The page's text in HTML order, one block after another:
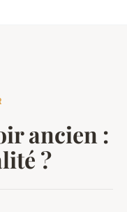
ancien :
?